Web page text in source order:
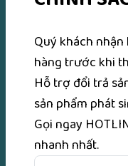
Quý khách
hàng trước khi
Hỗ trợ đổi trả
sản phẩm phát
Gọi ngay
nhanh nhất.